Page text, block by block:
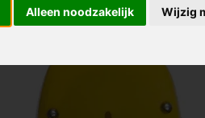
Alleen noodzakelijk Wijzig